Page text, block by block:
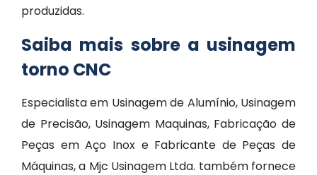
produzidas.
Saiba mais sobre a usinagem
torno CNC
Especialista em Usinagem de Alumínio, Usinagem
de Precisão, Usinagem Maquinas, Fabricação de
Peças em Aço Inox e Fabricante de Peças de
Máquinas, a Mjc Usinagem Ltda. também fornece